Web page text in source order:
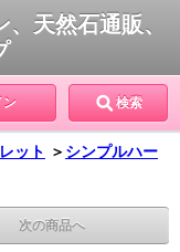
天然石通販、
ン 検索
ット ＞ シンプルハー
次の商品へ